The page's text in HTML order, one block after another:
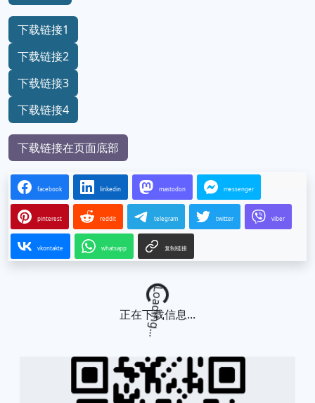
下载链接1
下载链接2
下载链接3
下载链接4
下载链接在页面底部
facebook linkedin mastodon messenger
pinterest reddit telegram twitter viber
vkontakte whatsapp 复制链接
Loading...
正在下载信息...